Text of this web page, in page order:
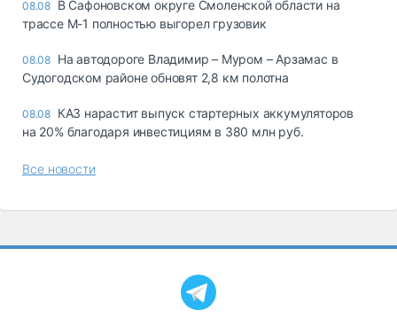
08.08 В Сафоновском округе Смоленской области на
трассе М-1 полностью выгорел грузовик
08.08 На автодороге Владимир – Муром – Арзамас в
Судогодском районе обновят 2,8 км полотна
08.08 КАЗ нарастит выпуск стартерных аккумуляторов
на 20% благодаря инвестициям в 380 млн руб.
Все новости